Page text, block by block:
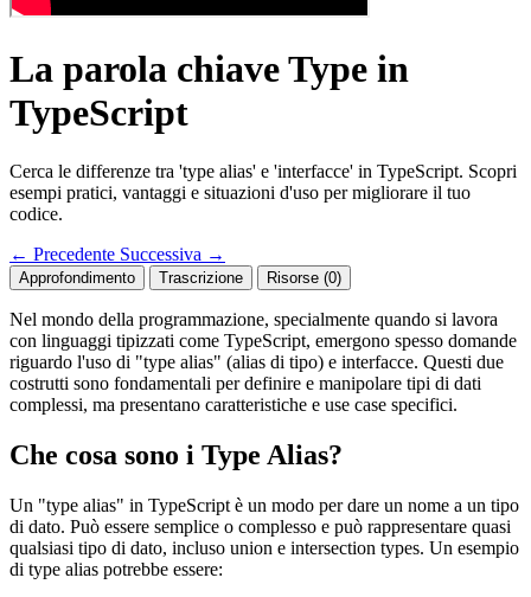
La parola chiave Type in
TypeScript
Cerca le differenze tra 'type alias' e 'interfacce' in TypeScript. Scopri
esempi pratici, vantaggi e situazioni d'uso per migliorare il tuo
codice.
← Precedente Successiva →
Approfondimento Trascrizione Risorse (0)
Nel mondo della programmazione, specialmente quando si lavora
con linguaggi tipizzati come TypeScript, emergono spesso domande
riguardo l'uso di "type alias" (alias di tipo) e interfacce. Questi due
costrutti sono fondamentali per definire e manipolare tipi di dati
complessi, ma presentano caratteristiche e use case specifici.
Che cosa sono i Type Alias?
Un "type alias" in TypeScript è un modo per dare un nome a un tipo
di dato. Può essere semplice o complesso e può rappresentare quasi
qualsiasi tipo di dato, incluso union e intersection types. Un esempio
di type alias potrebbe essere: